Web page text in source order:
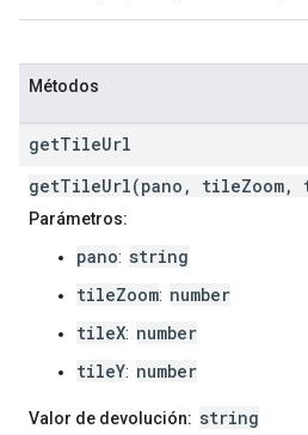
Métodos
getTileUrl
getTileUrl(pano,
Parámetros:
pano: string
tileZoom: number
tileX: number
tileY: number
Valor de devolución: string